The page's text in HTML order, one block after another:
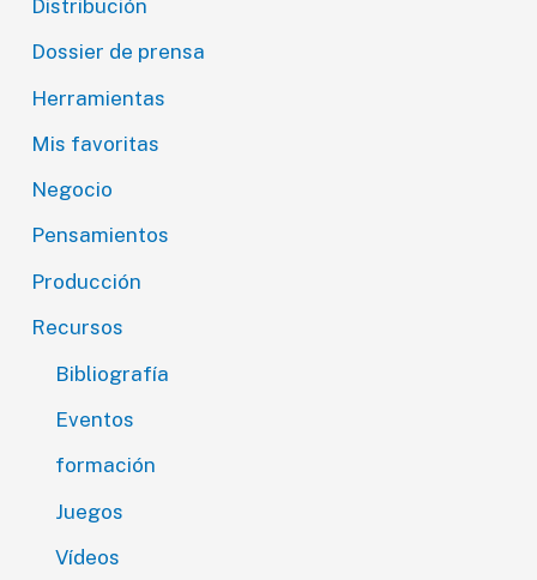
Distribución
Dossier de prensa
Herramientas
Mis favoritas
Negocio
Pensamientos
Producción
Recursos
Bibliografía
Eventos
formación
Juegos
Vídeos